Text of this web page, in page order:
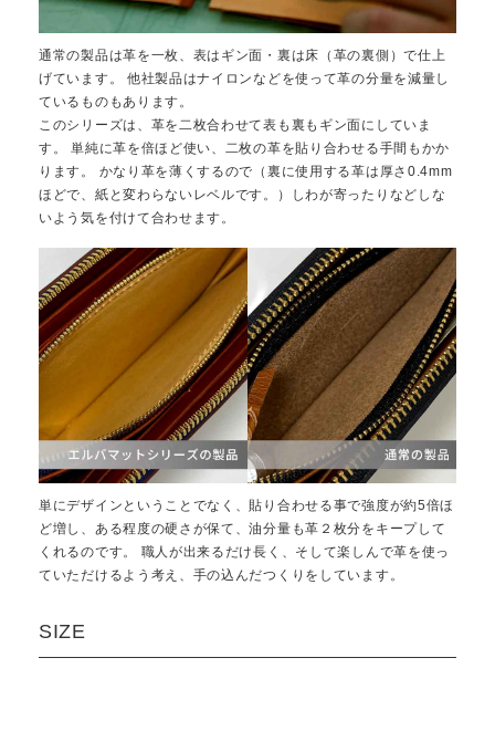
通常の製品は革を一枚、表はギン面・裏は床（革の裏側）で仕上
げています。 他社製品はナイロンなどを使って革の分量を減量し
ているものもあります。
このシリーズは、革を二枚合わせて表も裏もギン面にしていま
す。 単純に革を倍ほど使い、二枚の革を貼り合わせる手間もかか
ります。 かなり革を薄くするので（裏に使用する革は厚さ0.4mm
ほどで、紙と変わらないレベルです。）しわが寄ったりなどしな
いよう気を付けて合わせます。
単にデザインということでなく、貼り合わせる事で強度が約5倍ほ
ど増し、ある程度の硬さが保て、油分量も革２枚分をキープして
くれるのです。 職人が出来るだけ長く、そして楽しんで革を使っ
ていただけるよう考え、手の込んだつくりをしています。
SIZE